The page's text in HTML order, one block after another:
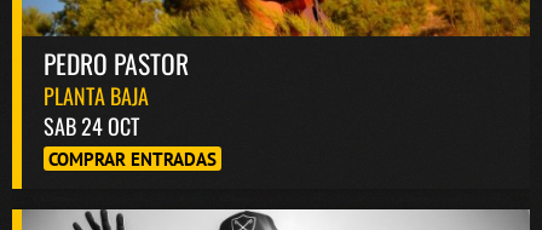
PEDRO PASTOR
PLANTA BAJA
SAB 24 OCT
COMPRAR ENTRADAS